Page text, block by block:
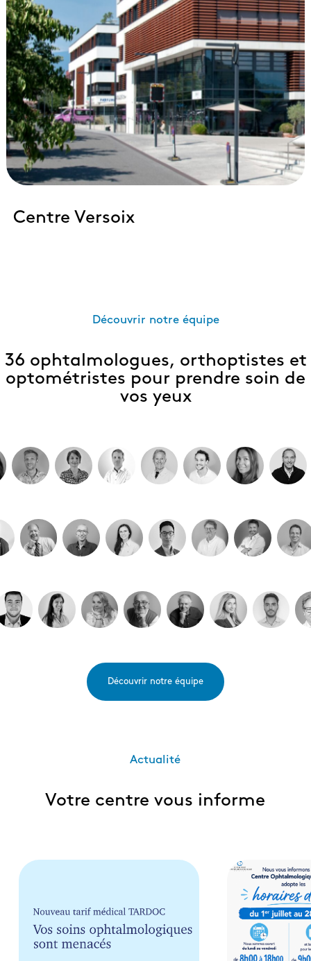
Centre Versoix
Découvrir notre équipe
36 ophtalmologues, orthoptistes et
optométristes pour prendre soin de
vos yeux
Découvrir notre équipe
Actualité
Votre centre vous informe